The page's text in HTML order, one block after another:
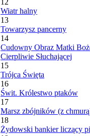
12
Wiatr halny
13
Towarzysz pancerny
14
Cudowny Obraz Matki
Cierpliwie Słuchającej
15
Trójca Święta
16
Świt. Królestwo ptaków
17
Marsz zbójników (z
18
Żydowski bankier liczący